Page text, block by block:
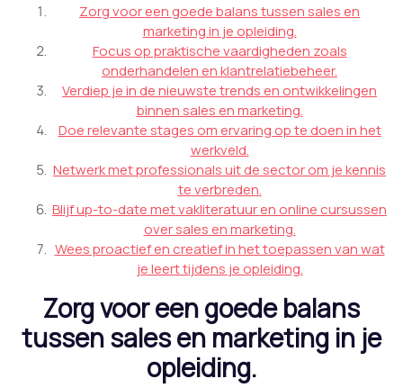
Zorg voor een goede balans tussen sales en
marketing in je opleiding.
Focus op praktische vaardigheden zoals
onderhandelen en klantrelatiebeheer.
Verdiep je in de nieuwste trends en ontwikkelingen
binnen sales en marketing.
Doe relevante stages om ervaring op te doen in het
werkveld.
Netwerk met professionals uit de sector om je kennis
te verbreden.
Blijf up-to-date met vakliteratuur en online cursussen
over sales en marketing.
Wees proactief en creatief in het toepassen van wat
je leert tijdens je opleiding.
Zorg voor een goede balans
tussen sales en marketing in je
opleiding.